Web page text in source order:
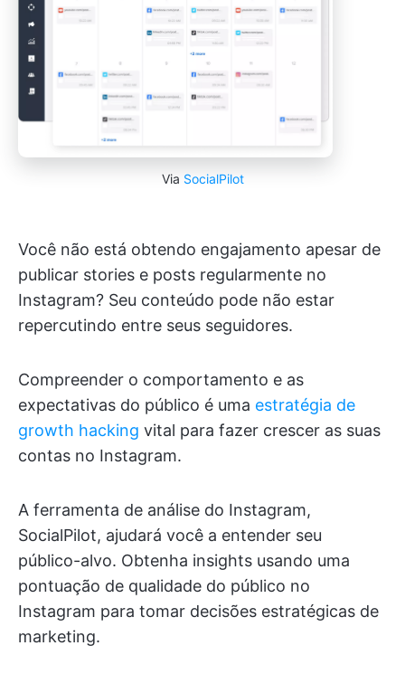
Via SocialPilot
Você não está obtendo engajamento apesar de
publicar stories e posts regularmente no
Instagram? Seu conteúdo pode não estar
repercutindo entre seus seguidores.
Compreender o comportamento e as
expectativas do público é uma estratégia de
growth hacking vital para fazer crescer as suas
contas no Instagram.
A ferramenta de análise do Instagram,
SocialPilot, ajudará você a entender seu
público-alvo. Obtenha insights usando uma
pontuação de qualidade do público no
Instagram para tomar decisões estratégicas de
marketing.